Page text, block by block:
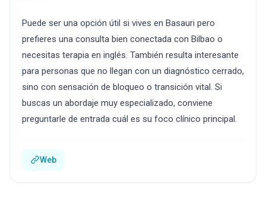
Puede ser una opción útil si vives en Basauri pero
prefieres una consulta bien conectada con Bilbao o
necesitas terapia en inglés. También resulta interesante
para personas que no llegan con un diagnóstico cerrado,
sino con sensación de bloqueo o transición vital. Si
buscas un abordaje muy especializado, conviene
preguntarle de entrada cuál es su foco clínico principal.
Web